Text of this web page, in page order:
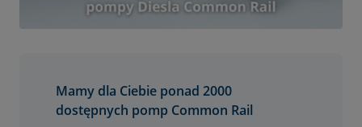
Mamy dla Ciebie ponad 2000
dostępnych pomp Common Rail